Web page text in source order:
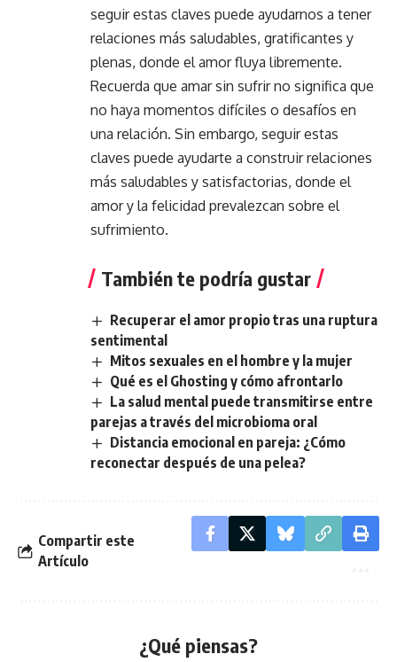
seguir estas claves puede ayudarnos a tener
relaciones más saludables, gratificantes y
plenas, donde el amor fluya libremente.
Recuerda que amar sin sufrir no significa que
no haya momentos difíciles o desafíos en
una relación. Sin embargo, seguir estas
claves puede ayudarte a construir relaciones
más saludables y satisfactorias, donde el
amor y la felicidad prevalezcan sobre el
sufrimiento.
También te podría gustar
Recuperar el amor propio tras una ruptura
sentimental
Mitos sexuales en el hombre y la mujer
Qué es el Ghosting y cómo afrontarlo
La salud mental puede transmitirse entre
parejas a través del microbioma oral
Distancia emocional en pareja: ¿Cómo
reconectar después de una pelea?
Compartir este
Artículo
¿Qué piensas?